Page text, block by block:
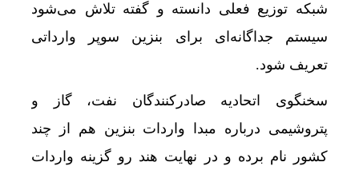
شبکه توزیع فعلی دانسته و گفته تلاش می‌شود
سیستم جداگانه‌ای برای بنزین سوپر وارداتی
تعریف شود.
سخنگوی اتحادیه صادرکنندگان نفت، گاز و
پتروشیمی درباره مبدا واردات بنزین هم از چند
کشور نام برده و در نهایت هند رو گزینه‌ واردات